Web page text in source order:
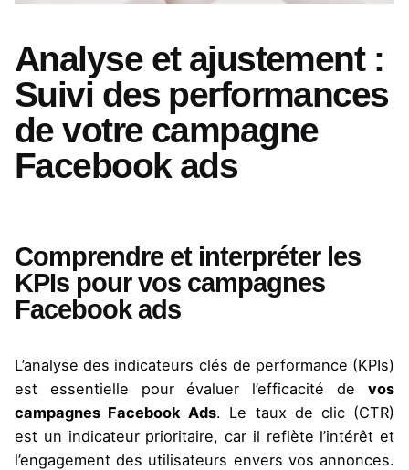
Analyse et ajustement :
Suivi des performances
de votre campagne
Facebook ads
Comprendre et interpréter les
KPIs pour vos campagnes
Facebook ads
L’analyse des indicateurs clés de performance (KPIs)
est essentielle pour évaluer l’efficacité de vos
campagnes FacebookAds. Le taux de clic (CTR)
est un indicateur prioritaire, car il reflète l’intérêt et
l’engagement des utilisateurs envers vos annonces.